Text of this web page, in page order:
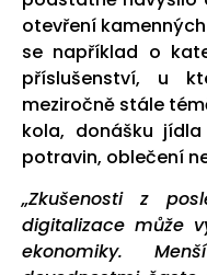
otevření
se například o
příslušenství, u
meziročně stále
kola, donášku
potravin, oblečení
„Zkušenosti z
digitalizace může
ekonomiky.